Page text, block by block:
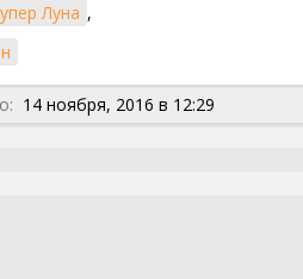
Луна ,
14 ноября, 2016 в 12:29